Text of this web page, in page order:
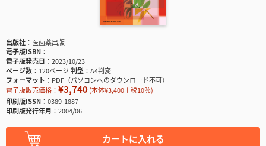
出版社
医歯薬出版
電子版ISBN
電子版発売日
2023/10/23
ページ数
120ページ判型
A4判変
フォーマット
PDF（パソコンへのダウンロード不可）
電子版販売価格： ¥3,740(本体¥3,400＋税10％)
印刷版ISSN
0389-1887
印刷版発行年月
2004/06
カートに入れる